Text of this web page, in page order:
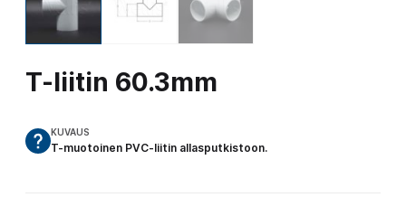
T-liitin 60.3mm
KUVAUS
T-muotoinen PVC-liitin allasputkistoon.